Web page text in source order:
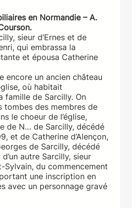
en Normandie – A.
sieur d’Ernes et de
qui embrassa la
et épousa Catherine
encore un ancien château
où habitait
famille de Sarcilly. On
tombes des membres de
le choeur de l’église,
de N… de Sarcilly, décédé
et de Catherine d’Alençon,
de Sarcilly, décédé
d’un autre Sarcilly, sieur
Sylvain, du commencement
une inscription en
avec un personnage gravé